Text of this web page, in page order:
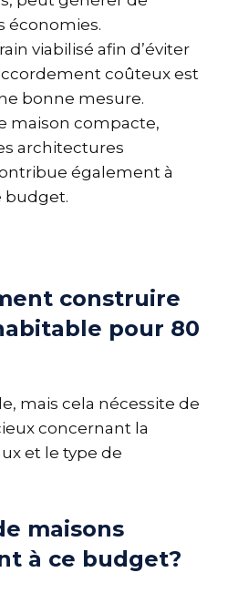
économies.
viabilisé afin d’éviter
coûteux est
bonne mesure.
maison compacte,
architectures
également à
budget.
construire
pour 80
mais cela nécessite de
concernant la
et le type de
maisons
à ce budget?